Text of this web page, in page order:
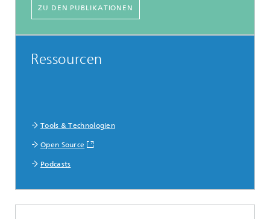
ZU DEN PUBLIKATIONEN
Ressourcen
Tools & Technologien
Open Source
Podcasts